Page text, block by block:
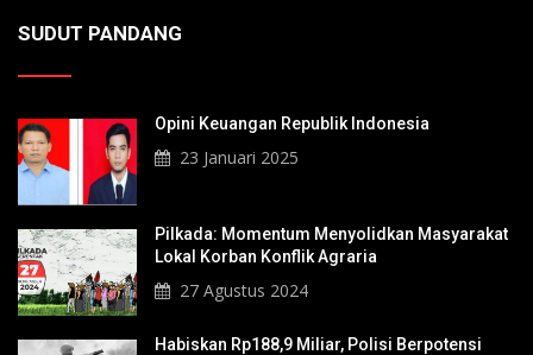
SUDUT PANDANG
Opini Keuangan Republik Indonesia
23 Januari 2025
Pilkada: Momentum Menyolidkan Masyarakat
Lokal Korban Konflik Agraria
27 Agustus 2024
Habiskan Rp188,9 Miliar, Polisi Berpotensi